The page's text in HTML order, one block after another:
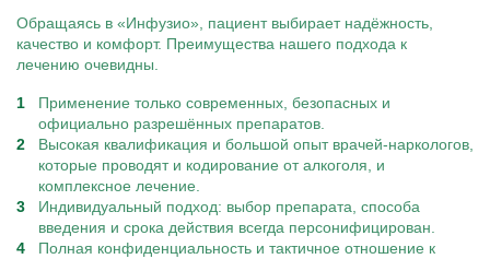
Обращаясь в «Инфузио», пациент выбирает надёжность,
качество и комфорт. Преимущества нашего подхода к
лечению очевидны.
Применение только современных, безопасных и
официально разрешённых препаратов.
Высокая квалификация и большой опыт врачей-наркологов,
которые проводят и кодирование от алкоголя, и
комплексное лечение.
Индивидуальный подход: выбор препарата, способа
введения и срока действия всегда персонифицирован.
Полная конфиденциальность и тактичное отношение к